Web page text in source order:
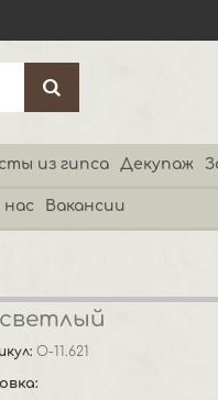
из гипса Декупаж
Вакансии
O-11.621